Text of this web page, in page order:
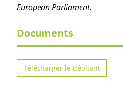
European Parliament.
Documents
Télécharger le dépliant